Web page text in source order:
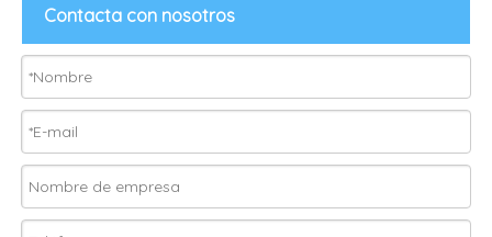
Contacta con nosotros